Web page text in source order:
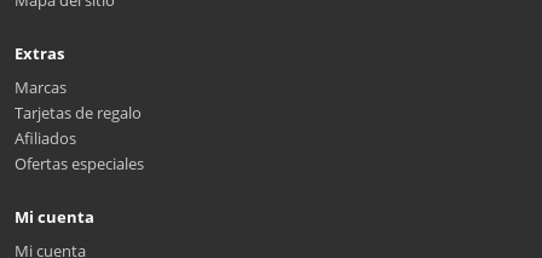
Extras
Marcas
Tarjetas de regalo
Afiliados
Ofertas especiales
Mi cuenta
Mi cuenta